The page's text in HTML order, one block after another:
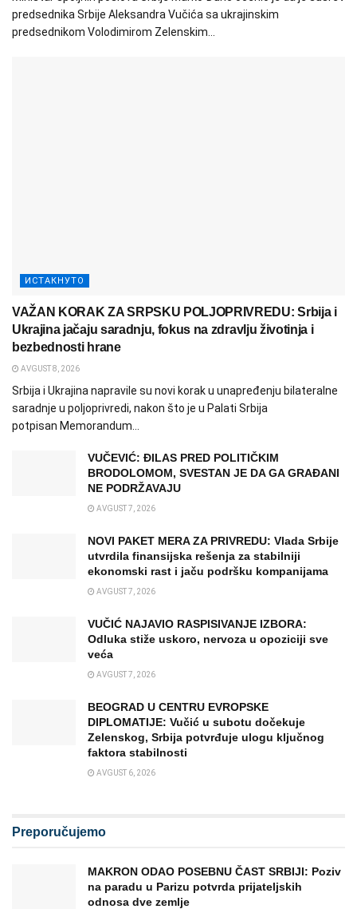
predsednika Srbije Aleksandra Vučića sa ukrajinskim
predsednikom Volodimirom Zelenskim...
ИСТАКНУТО
VAŽAN KORAK ZA SRPSKU POLJOPRIVREDU: Srbija i
Ukrajina jačaju saradnju, fokus na zdravlju životinja i
bezbednosti hrane
AVGUST 8, 2026
Srbija i Ukrajina napravile su novi korak u unapređenju bilateralne
saradnje u poljoprivredi, nakon što je u Palati Srbija
potpisan Memorandum...
VUČEVIĆ: ĐILAS PRED POLITIČKIM
BRODOLOMOM, SVESTAN JE DA GA GRAĐANI
NE PODRŽAVAJU
AVGUST 7, 2026
NOVI PAKET MERA ZA PRIVREDU: Vlada Srbije
utvrdila finansijska rešenja za stabilniji
ekonomski rast i jaču podršku kompanijama
AVGUST 7, 2026
VUČIĆ NAJAVIO RASPISIVANJE IZBORA:
Odluka stiže uskoro, nervoza u opoziciji sve
veća
AVGUST 7, 2026
BEOGRAD U CENTRU EVROPSKE
DIPLOMATIJE: Vučić u subotu dočekuje
Zelenskog, Srbija potvrđuje ulogu ključnog
faktora stabilnosti
AVGUST 6, 2026
Preporučujemo
MAKRON ODAO POSEBNU ČAST SRBIJI: Poziv
na paradu u Parizu potvrda prijateljskih
odnosa dve zemlje